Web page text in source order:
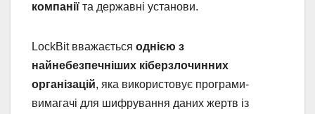
компанії та державні установи.
LockBit вважається однією з
найнебезпечніших кіберзлочинних
організацій, яка використовує програми-
вимагачі для шифрування даних жертв із